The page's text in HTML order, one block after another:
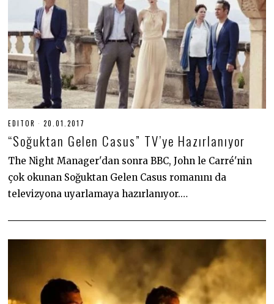
EDITOR 20.01.2017
.
6
.
2
0
2
“Soğuktan Gelen Casus” TV’ye Hazırlanıyor
The Night Manager'dan sonra BBC, John le Carré'nin
çok okunan Soğuktan Gelen Casus romanını da
televizyona uyarlamaya hazırlanıyor.…